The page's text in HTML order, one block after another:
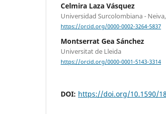
Celmira Laza Vásquez
Universidad Surcolombiana -
https://orcid.org/0000-0002-3264-5837
Montserrat Gea Sánchez
Universitat de Lleida
https://orcid.org/0000-0001-5143-3314
DOI: https://doi.org/10.1590/